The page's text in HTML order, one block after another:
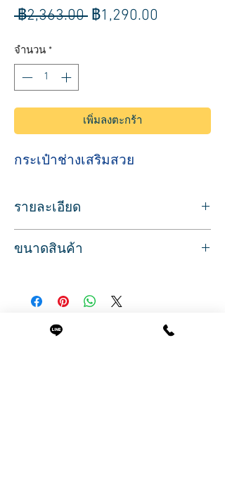
฿2,363.00 ราคา
฿1,290.00
จำนวน *
เพิ่มลงตะกร้า
กระเป๋าช่างเสริมสวย
รายละเอียด
สายได้
พร้อมช่องด้านข้างสำหรับใส่กระป๋องขวดน้ำ
ขนาดสินค้า
กว้าง 40 ซ.ม.
สูง 47 ซ.ม
สินค้าที่น่าสนใจ